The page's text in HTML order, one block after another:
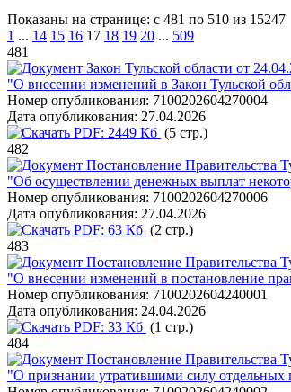
Показаны на странице: с 481 по 510 из 15247
1 ... 14 15 16 17 18 19 20 ... 509
481
Закон Тульской области от
"О внесении изменений в Закон Тульской
Номер опубликования: 7100202604270004
Дата опубликования: 27.04.2026
PDF: 2449 Кб (5 стр.)
482
Постановление Правительства
"Об осуществлении денежных выплат
Номер опубликования: 7100202604270006
Дата опубликования: 27.04.2026
PDF: 63 Кб (2 стр.)
483
Постановление Правительства
"О внесении изменений в постановление
Номер опубликования: 7100202604240001
Дата опубликования: 24.04.2026
PDF: 33 Кб (1 стр.)
484
Постановление Правительства
"О признании утратившими силу отдельных